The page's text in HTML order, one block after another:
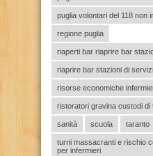
puglia volontari del 118 non
regione puglia
riaperti bar riaprire bar
riaprire bar stazioni di
risorse economiche
ristoratori gravina custodi di
sanità scuola taranto
turni massacranti e rischio
per infermieri